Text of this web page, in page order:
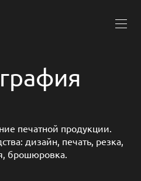
печатной продукции.
дизайн, печать, резка,
брошюровка.